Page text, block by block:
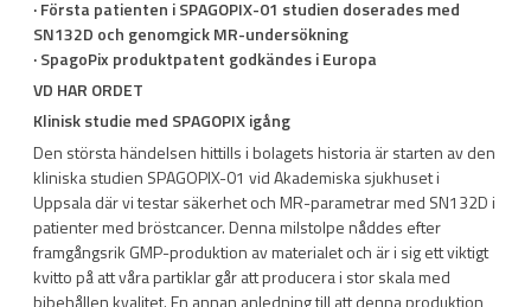
· Första patienten i SPAGOPIX-01 studien doserades med
SN132D och genomgick MR-undersökning
· SpagoPix produktpatent godkändes i Europa
VD HAR ORDET
Klinisk studie med SPAGOPIX igång
Den största händelsen hittills i bolagets historia är starten av den
kliniska studien SPAGOPIX-01 vid Akademiska sjukhuset i
Uppsala där vi testar säkerhet och MR-parametrar med SN132D i
patienter med bröstcancer. Denna milstolpe nåddes efter
framgångsrik GMP-produktion av materialet och är i sig ett viktigt
kvitto på att våra partiklar går att producera i stor skala med
bibehållen kvalitet. En annan anledning till att denna produktion